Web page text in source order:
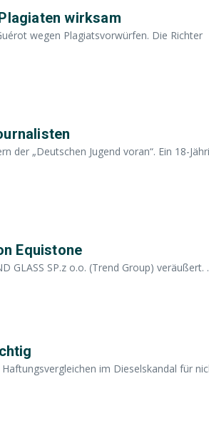
wirksam
wegen Plagiatsvorwürfen. Die Richter
der „Deutschen Jugend voran“. Ein 18-
Equistone
GLASS SP.z o.o. (Trend Group) veräußert.
im Dieselskandal für